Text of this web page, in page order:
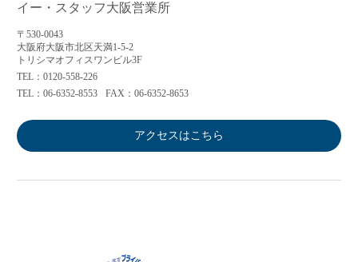
イー・スタッフ大阪営業所
〒530-0043
大阪府大阪市北区天満1-5-2
トリシマオフィスワンビル3F
TEL：0120-558-226
TEL：06-6352-8553
FAX：06-6352-8653
アクセスはこちら